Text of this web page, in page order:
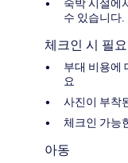
숙박 시설에
수 있습니다.
체크인 시 필
부대 비용에
요
사진이 부착
체크인 가능
아동